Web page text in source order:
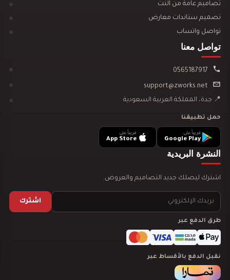
تصميم ديكور مدينة العاب مائية
تصميم ديكور نادي رياضي GYM
تصاميم عامة من النت
تصميم ستاندات معارض
تواصل واتساب
تواصل معنا
📍 جدة، المملكة العربية السعودية
حمل تطبيقنا
قريباً على
Google Play
قريباً على
App Store
النشرة البريدية
اشترك ليصلك جديد التصاميم والعروض.
اشترك
طرق الدفع عبر
نقبل الدفع بالأقساط عبر